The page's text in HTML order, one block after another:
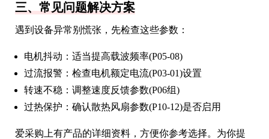
三、常见问题解决方案
遇到设备异常别慌张，先检查这些参数：
电机抖动：适当提高载波频率(P05-08)
过流报警：检查电机额定电流(P03-01)设置
转速不稳：调整速度反馈参数(P06组)
过热保护：确认散热风扇参数(P10-12)是否启用
爱采购上有产品的详细资料，方便你参考选择。为你提